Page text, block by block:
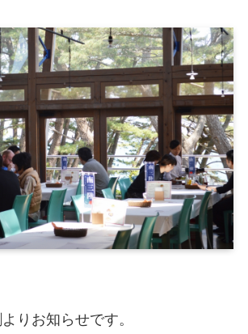
りお知らせです。